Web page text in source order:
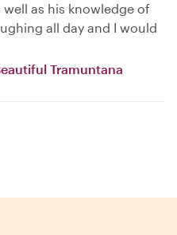
as his knowledge of
all day and I would
Tramuntana